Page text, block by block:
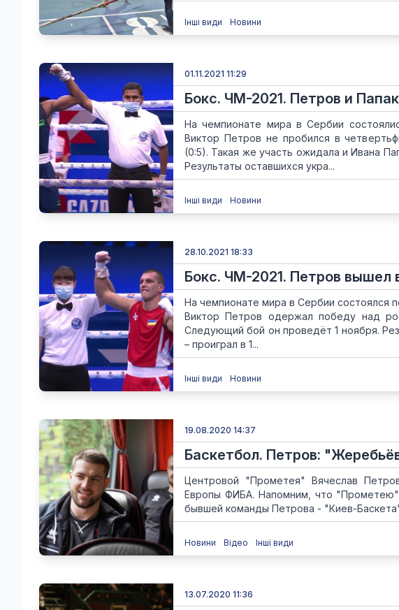
Інші види Новини
01.11.2021 11:29
Бокс. ЧМ-2021. Петров и
На чемпионате мира в Сербии
Виктор Петров не пробился в
(0:5). Такая же участь ожидала и Ивана
Результаты оставшихся укра...
Інші види Новини
28.10.2021 18:33
Бокс. ЧМ-2021. Петров вышел
На чемпионате мира в Сербии состоялся
Виктор Петров одержал победу над
Следующий бой он проведёт 1 ноября.
– проиграл в 1...
Інші види Новини
19.08.2020 14:37
Баскетбол. Петров:
Центровой "Прометея" Вячеслав
Европы ФИБА. Напомним, что "Прометею"
бывшей команды Петрова - "Киев-
Новини Відео Інші види
13.07.2020 11:36